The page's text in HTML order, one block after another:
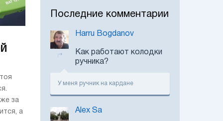
за
а
Express прибыл в
Hyundai
приобрел
производителя
роботов Boston
логистического
Финляндии
электростанция
Последние комментарии
Harru Bogdanov
Как работают колодки
ручника?
У меня ручник на кардане
Alex Sa